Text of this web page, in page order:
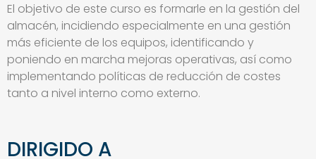
El objetivo de este curso es formarle en la gestión del
almacén, incidiendo especialmente en una gestión
más eficiente de los equipos, identificando y
poniendo en marcha mejoras operativas, así como
implementando políticas de reducción de costes
tanto a nivel interno como externo.
DIRIGIDO A